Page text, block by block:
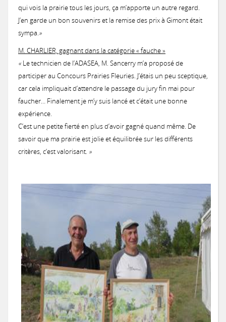
qui vois la prairie tous les jours, ça m’apporte un autre regard.
J’en garde un bon souvenirs et la remise des prix à Gimont était
sympa.»
M. CHARLIER, gagnant dans la catégorie « fauche »
«Le technicien de l’ADASEA, M. Sancerry m’a proposé de
participer au Concours Prairies Fleuries. J’étais un peu sceptique,
car cela impliquait d’attendre le passage du jury fin mai pour
faucher… Finalement je m’y suis lancé et c’était une bonne
expérience.
C’est une petite fierté en plus d’avoir gagné quand même. De
savoir que ma prairie est jolie et équilibrée sur les différents
critères, c’est valorisant. »